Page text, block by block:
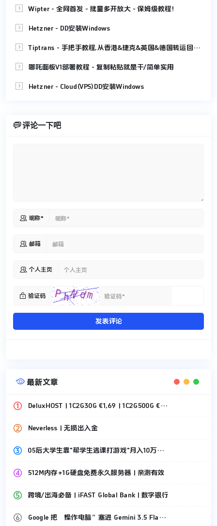
 Wipter - 全网首发 - 批量多开放大 - 保姆级教程!
 Hetzner - DD安装Windows
 Tiptrans - 手把手教程,从香港&捷克&英国&德国转运回中国大陆,免费地址
 哪吒面板V1部署教程 - 复制粘贴就是干/简单实用
 Hetzner - Cloud(VPS)DD安装Windows
评论一下吧
 昵称*
 邮箱
 个人主页
 验证码
发表评论
 最新文章
DeluxHOST | 1C2G30G €1,69 | 1C2G500G €1,49
Neverless | 无损出入金
05后大学生靠"帮学生逃课打游戏"月入10万，刚套现87万！
512M内存+1G硬盘免费永久服务器 | 亲测有效
跨境/出海必备 | iFAST Global Bank | 数字银行
Google 把“操作电脑”塞进 Gemini 3.5 Flash 了